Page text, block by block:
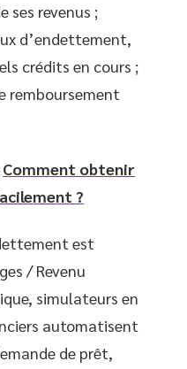
ses revenus ;
d’endettement,
crédits en cours ;
remboursement
Comment obtenir
?
est
/ Revenu
simulateurs en
automatisent
de prêt,